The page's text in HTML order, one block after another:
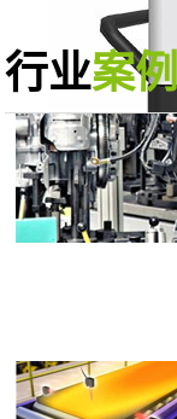
行业案